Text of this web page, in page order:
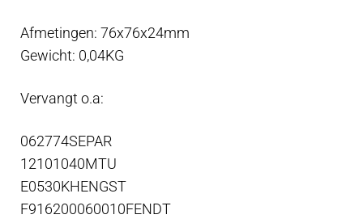
Afmetingen: 76x76x24mm
Gewicht: 0,04KG
Vervangt o.a:
062774SEPAR
12101040MTU
E0530KHENGST
F916200060010FENDT